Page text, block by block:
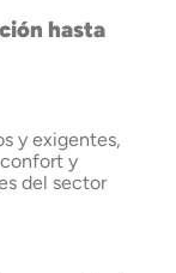
hasta
y exigentes,
y
del sector